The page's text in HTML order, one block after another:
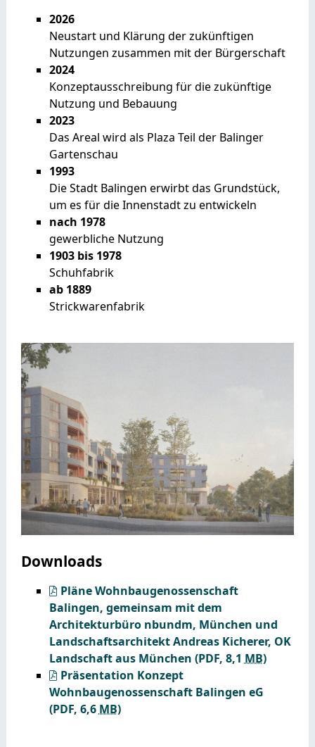
2026
Neustart und Klärung der zukünftigen
Nutzungen zusammen mit der Bürgerschaft
2024
Konzeptausschreibung für die zukünftige
Nutzung und Bebauung
2023
Das Areal wird als Plaza Teil der Balinger
Gartenschau
1993
Die Stadt Balingen erwirbt das Grundstück,
um es für die Innenstadt zu entwickeln
nach 1978
gewerbliche Nutzung
1903 bis 1978
Schuhfabrik
ab 1889
Strickwarenfabrik
Downloads
Pläne Wohnbaugenossenschaft
Balingen, gemeinsam mit dem
Architekturbüro nbundm, München und
Landschaftsarchitekt Andreas Kicherer, OK
Landschaft aus München (PDF, 8,1 MB)
Präsentation Konzept
Wohnbaugenossenschaft Balingen eG
(PDF, 6,6 MB)